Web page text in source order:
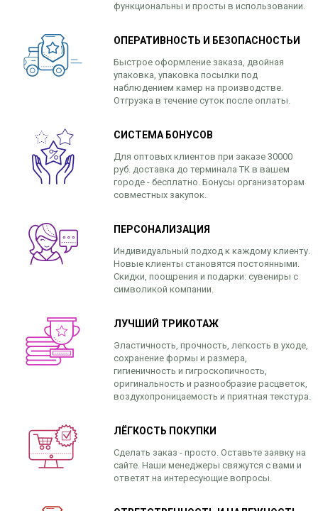
функциональны и просты в использовании.
ОПЕРАТИВНОСТЬ И БЕЗОПАСНОСТЬИ
Быстрое оформление заказа, двойная
упаковка, упаковка посылки под
наблюдением камер на производстве.
Отгрузка в течение суток после оплаты.
СИСТЕМА БОНУСОВ
Для оптовых клиентов при заказе 30000
руб. доставка до терминала ТК в вашем
городе - бесплатно. Бонусы организаторам
совместных закупок.
ПЕРСОНАЛИЗАЦИЯ
Индивидуальный подход к каждому клиенту.
Новые клиенты становятся постоянными.
Скидки, поощрения и подарки: сувениры с
символикой компании.
ЛУЧШИЙ ТРИКОТАЖ
Эластичность, прочность, легкость в уходе,
сохранение формы и размера,
гигиеничность и гигроскопичность,
оригинальность и разнообразие расцветок,
воздухопроницаемость и приятная текстура.
ЛЁГКОСТЬ ПОКУПКИ
Сделать заказ - просто. Оставьте заявку на
сайте. Наши менеджеры свяжутся с вами и
ответят на интересующие вопросы.